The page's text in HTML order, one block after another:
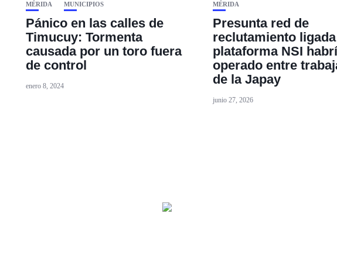
MÉRIDA MUNICIPIOS
Pánico en las calles de
Timucuy: Tormenta
causada por un toro fuera
de control
enero 8, 2024
MÉRIDA
Presunta red de
reclutamiento
plataforma NSI
operado entre
de la Japay
junio 27, 2026